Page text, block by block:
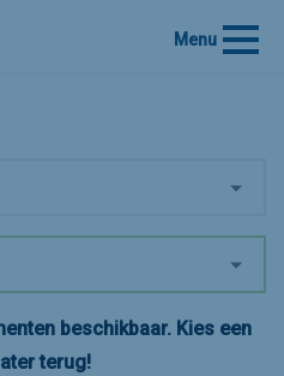
Menu
beschikbaar. Kies een
terug!